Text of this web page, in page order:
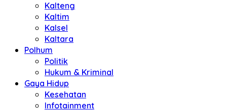
Kalteng
Kaltim
Kalsel
Kaltara
Polhum
Politik
Hukum & Kriminal
Gaya Hidup
Kesehatan
Infotainment